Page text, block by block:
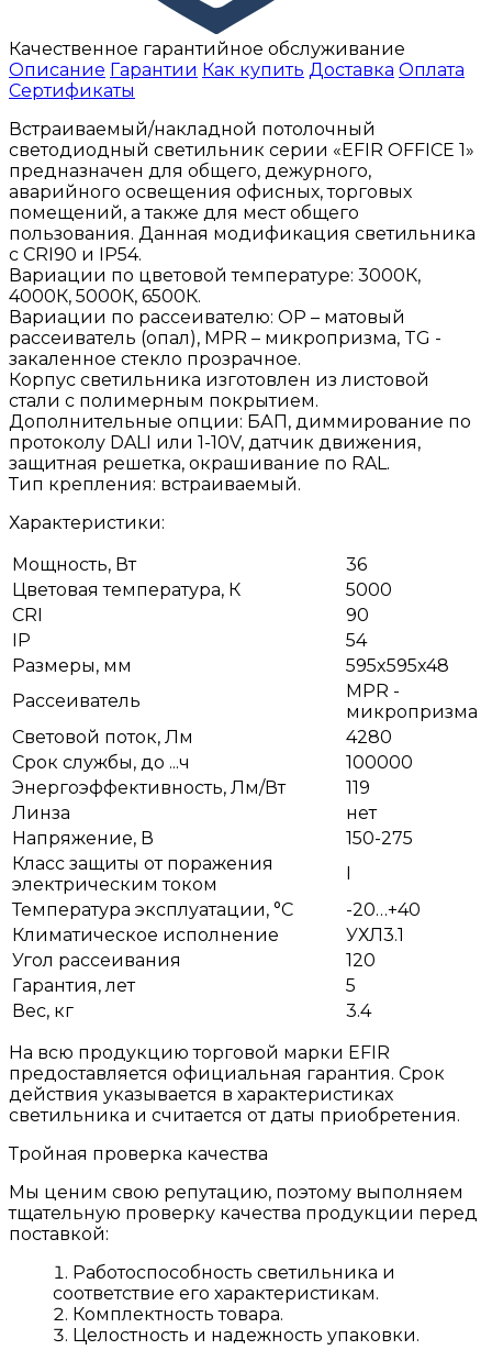
Качественное гарантийное обслуживание
Описание Гарантии Как купить Доставка Оплата
Сертификаты
Встраиваемый/накладной потолочный
светодиодный светильник серии «EFIR OFFICE 1»
предназначен для общего, дежурного,
аварийного освещения офисных, торговых
помещений, а также для мест общего
пользования. Данная модификация светильника
с CRI90 и IP54.
Вариации по цветовой температуре: 3000К,
4000К, 5000К, 6500К.
Вариации по рассеивателю: OP – матовый
рассеиватель (опал), МPR – микропризма, TG -
закаленное стекло прозрачное.
Корпус светильника изготовлен из листовой
стали с полимерным покрытием.
Дополнительные опции: БАП, диммирование по
протоколу DALI или 1-10V, датчик движения,
защитная решетка, окрашивание по RAL.
Тип крепления: встраиваемый.
Характеристики:
Мощность, Вт
36
Цветовая температура, К
5000
CRI
90
IP
54
Размеры, мм
595x595x48
Рассеиватель
MPR -
микропризма
Световой поток, Лм
4280
Срок службы, до ...ч
100000
Энергоэффективность, Лм/Вт
119
Линза
нет
Напряжение, В
150-275
Класс защиты от поражения
электрическим током
I
Температура эксплуатации, °С
-20…+40
Климатическое исполнение
УХЛ3.1
Угол рассеивания
120
Гарантия, лет
5
Вес, кг
3.4
На всю продукцию торговой марки EFIR
предоставляется официальная гарантия. Срок
действия указывается в характеристиках
светильника и считается от даты приобретения.
Тройная проверка качества
Мы ценим свою репутацию, поэтому выполняем
тщательную проверку качества продукции перед
поставкой:
Работоспособность светильника и
соответствие его характеристикам.
Комплектность товара.
Целостность и надежность упаковки.